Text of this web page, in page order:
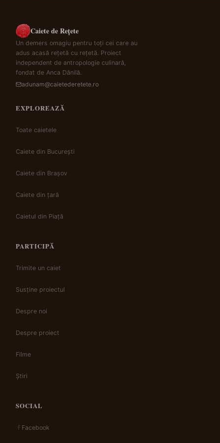
Caiete de Rețete
Un demers omagiu pentru toți cei care au
adus acasă rețetă cu rețetă. Proiect
independent de antropologie culinară,
fondat de Anca Dănilă.
adunam@caietederetete.ro
EXPLOREAZĂ
Toate caietele
Caiete din București
Caiete din Brașov
Caiete din țară
Caietul din Piață
PARTICIPĂ
Trimite un caiet
Susține proiectul
Despre noi
Despre proiect
Filme
Știri
SOCIAL
Facebook